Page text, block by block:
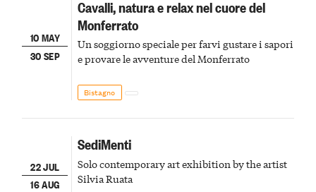
10 MAY
30 SEP
Cavalli, natura e relax nel cuore del
Monferrato
Un soggiorno speciale per farvi gustare i sapori
e provare le avventure del Monferrato
Bistagno
22 JUL
16 AUG
SediMenti
Solo contemporary art exhibition by the artist
Silvia Ruata